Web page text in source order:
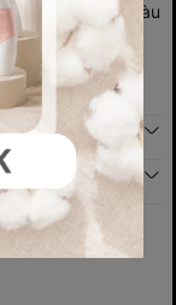
phục sáng màu
phục tối màu.